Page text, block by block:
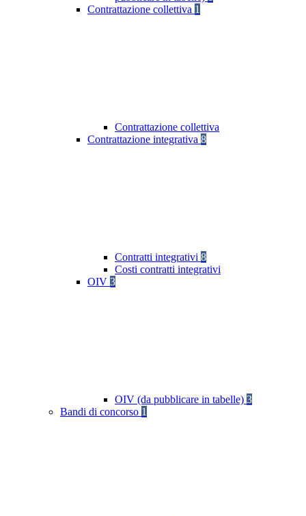
Contrattazione collettiva 1
Contrattazione collettiva
Contrattazione integrativa 8
Contratti integrativi 8
Costi contratti integrativi
OIV 3
OIV (da pubblicare in tabelle) 3
Bandi di concorso 1